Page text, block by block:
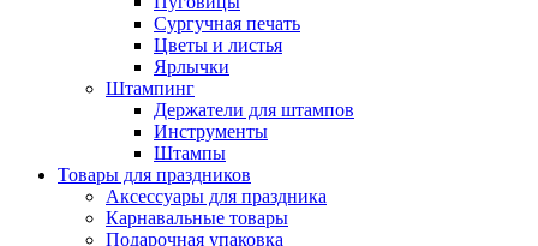
Сургучная печать
Цветы и листья
Ярлычки
Штампинг
Держатели для штампов
Инструменты
Штампы
Товары для праздников
Аксессуары для праздника
Карнавальные товары
Подарочная упаковка